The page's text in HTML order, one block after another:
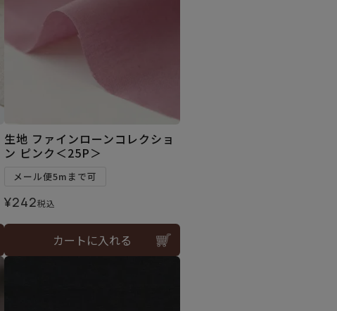
生地 ファインローンコレクショ
ン ピンク＜25P＞
メール便5mまで可
¥242税込
カートに入れる